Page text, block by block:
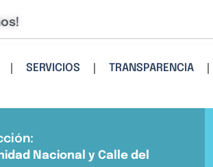
SERVICIOS TRANSPARENCIA
Nacional y Calle del